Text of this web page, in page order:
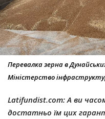
Перевалка зерна в
Міністерство
Latifundist.com:А ви
достатньо їм цих